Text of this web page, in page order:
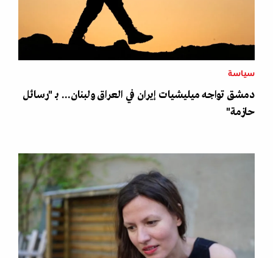
سياسة
دمشق تواجه ميليشيات إيران في العراق ولبنان... بـ "رسائل
حازمة"